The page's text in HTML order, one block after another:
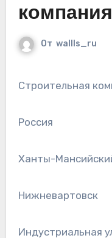
От wallls_ru
Строительная
Россия
Ханты-
Нижневартовск
Индустриальная